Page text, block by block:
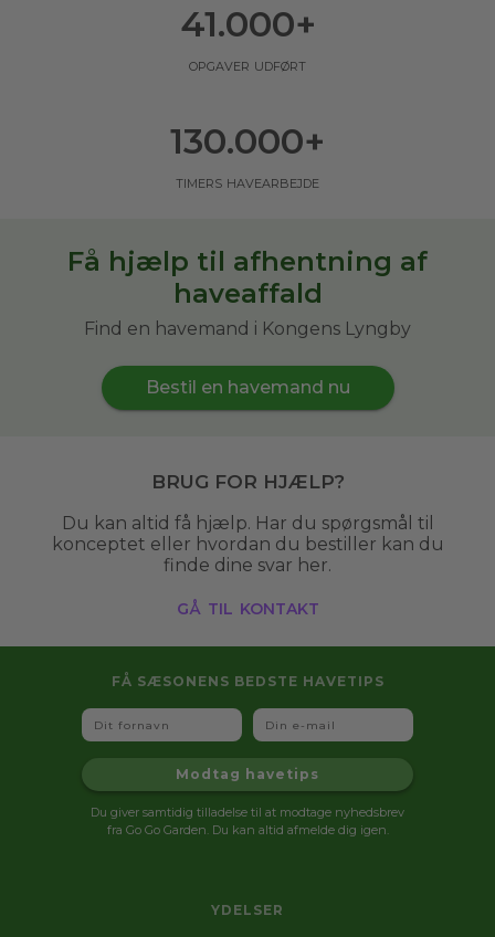
opgaver udført
41.000+
timers havearbejde
130.000+
Få hjælp til afhentning af
haveaffald
Find en havemand i Kongens Lyngby
Bestil en havemand nu
Brug for hjælp?
Du kan altid få hjælp. Har du spørgsmål til
konceptet eller hvordan du bestiller kan du
finde dine svar her.
gå til kontakt
YDELSER
FÅ SÆSONENS BEDSTE HAVETIPS
Fornavn Email
Modtag havetips
Du giver samtidig tilladelse til at modtage nyhedsbrev
fra Go Go Garden. Du kan altid afmelde dig igen.